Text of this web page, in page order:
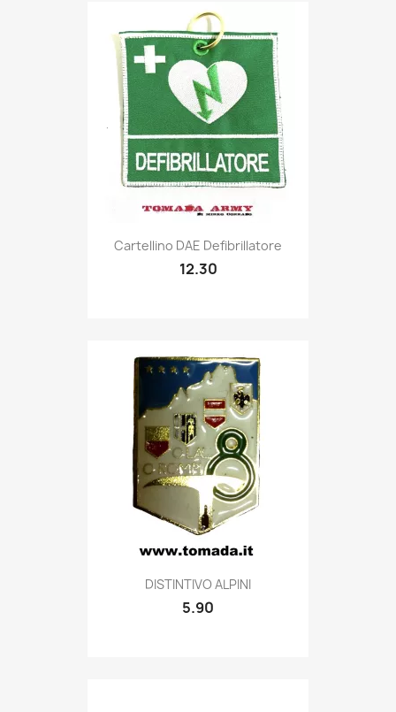
Quick view
Cartellino DAE Defibrillatore
12.30
Quick view
DISTINTIVO ALPINI
5.90